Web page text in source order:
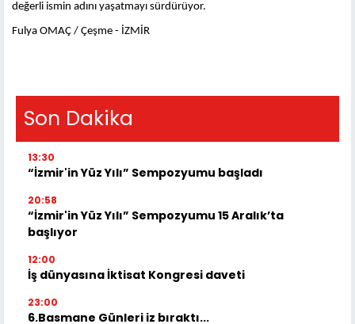
değerli ismin adını yaşatmayı sürdürüyor.
Fulya OMAÇ / Çeşme - İZMİR
Son Dakika
13:30
“İzmir'in Yüz Yılı” Sempozyumu başladı
20:58
“İzmir'in Yüz Yılı” Sempozyumu 15 Aralık’ta
başlıyor
12:00
İş dünyasına İktisat Kongresi daveti
23:00
6.Basmane Günleri iz bıraktı...